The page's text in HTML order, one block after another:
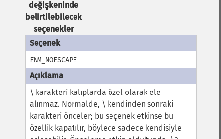
değişkeninde
belirtilebilecek
seçenekler
FNM_NOESCAPE
\ karakteri kalıplarda özel olarak ele
alınmaz. Normalde, \ kendinden sonraki
karakteri önceler; bu seçenek etkinse bu
özellik kapatılır, böylece sadece kendisiyle